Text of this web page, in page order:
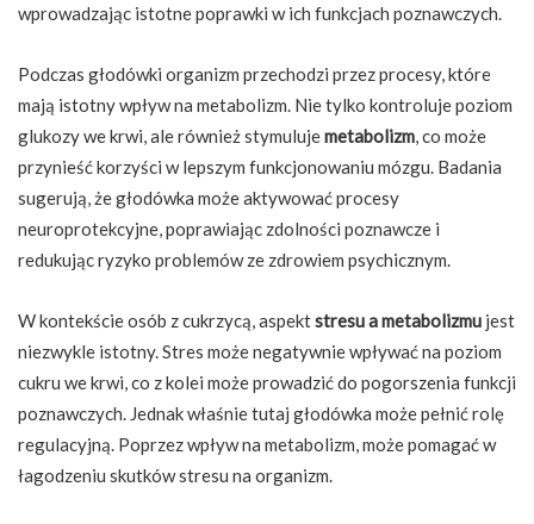
wprowadzając istotne poprawki w ich funkcjach poznawczych.
Podczas głodówki organizm przechodzi przez procesy, które
mają istotny wpływ na metabolizm. Nie tylko kontroluje poziom
glukozy we krwi, ale również stymulujemetabolizm, co może
przynieść korzyści w lepszym funkcjonowaniu mózgu. Badania
sugerują, że głodówka może aktywować procesy
neuroprotekcyjne, poprawiając zdolności poznawcze i
redukując ryzyko problemów ze zdrowiem psychicznym.
W kontekście osób z cukrzycą, aspektstresu a metabolizmu jest
niezwykle istotny. Stres może negatywnie wpływać na poziom
cukru we krwi, co z kolei może prowadzić do pogorszenia funkcji
poznawczych. Jednak właśnie tutaj głodówka może pełnić rolę
regulacyjną. Poprzez wpływ na metabolizm, może pomagać w
łagodzeniu skutków stresu na organizm.